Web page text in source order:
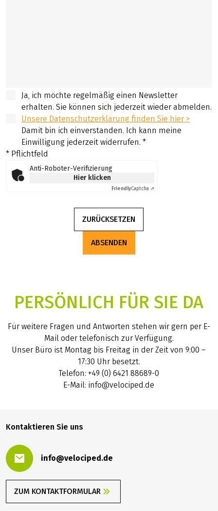
Ja, ich möchte regelmäßig einen Newsletter
erhalten. Sie können sich jederzeit wieder abmelden.
Unsere Datenschutzerklärung finden Sie hier >
Damit bin ich einverstanden. Ich kann meine
Einwilligung jederzeit widerrufen. *
* Pflichtfeld
Anti-Roboter-Verifizierung
Hier klicken
FriendlyCaptcha ⇗
ZURÜCKSETZEN
ABSENDEN
PERSÖNLICH FÜR SIE DA
Für weitere Fragen und Antworten stehen wir gern per E-
Mail oder telefonisch zur Verfügung.
Unser Büro ist Montag bis Freitag in der Zeit von 9:00 –
17:30 Uhr besetzt.
Telefon: +49 (0) 6421 88689-0
E-Mail: info@velociped.de
Kontaktieren Sie uns
info@velociped.de
ZUM KONTAKTFORMULAR